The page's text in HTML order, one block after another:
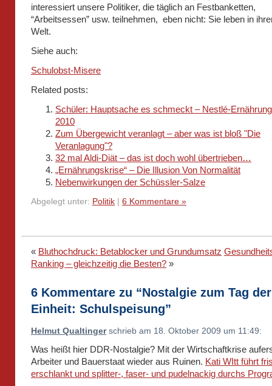
interessiert unsere Politiker, die täglich an Festbanketten,
“Arbeitsessen” usw. teilnehmen, eben nicht: Sie leben in
Welt.
Siehe auch:
Schulobst-Misere
Related posts:
Schüler: Hauptsache es schmeckt – Nestlé-
2010
Zum Übergewicht veranlagt – aber was ist bloß "Die
Veranlagung"?
32 mal Aldi-Diät – das ist doch wohl übertrieben…
„Ernährungskrise“ – Die Illusion Von Normalität
Nebenwirkungen der Schüssler-Salze
Abgelegt unter: Politik 6 Kommentare »
« Bluthochdruck: Betablocker und Grundumsatz
Ranking – gleichzeitig die Besten? »
6 Kommentare zu “Nostalgie zum Tag der
Einheit: Schulspeisung”
Helmut Qualtingerschrieb am 18. Oktober 2009 um 11:49:
Was heißt hier DDR-Nostalgie? Mit der Wirtschaftkrise
Arbeiter und Bauerstaat wieder aus Ruinen. Kati WItt führt
erschlankt und splitter-, faser- und pudelnackig durchs